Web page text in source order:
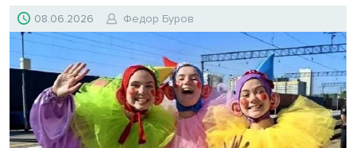
08.06.2026 Федор Буров